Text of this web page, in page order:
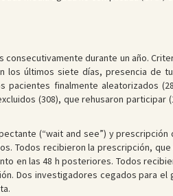
durante un año.
los últimos siete días, presencia de
finalmente aleatorizados
(308), que rehusaron participar
(“wait and see”) y prescripción
Todos recibieron la prescripción,
en las 48 h posteriores. Todos
Dos investigadores cegados para